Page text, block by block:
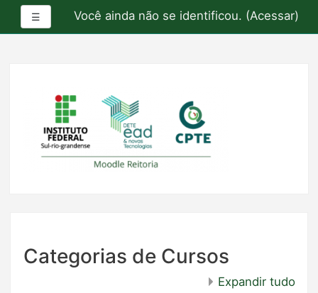
Sun, 09 Aug 26 07:28:08 -0300
principal
☰ Painel lateralVocê ainda não se identificou. (Acessar)
Categorias de Cursos
Expandir tudo